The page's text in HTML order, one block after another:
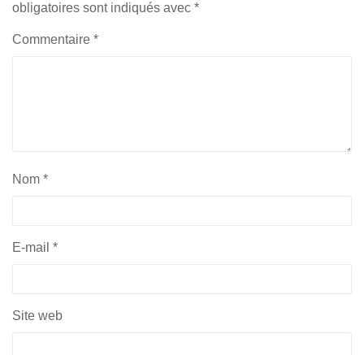
obligatoires sont indiqués avec *
Commentaire *
Nom *
E-mail *
Site web